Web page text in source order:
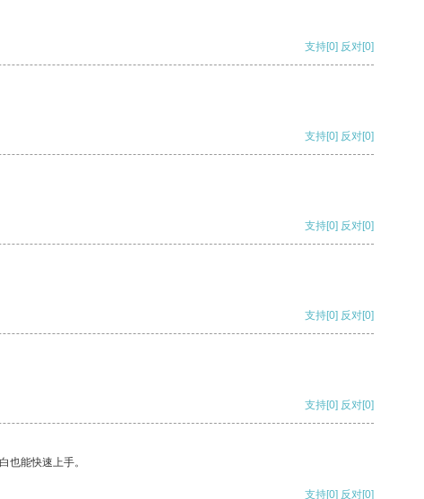
支持[0] 反对[0]
支持[0] 反对[0]
支持[0] 反对[0]
支持[0] 反对[0]
支持[0] 反对[0]
也能快速上手。
支持[0] 反对[0]